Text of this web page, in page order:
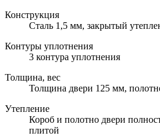
Конструкция
Сталь 1,5 мм, закрытый
Контуры уплотнения
3 контура уплотнения
Толщина, вес
Толщина двери 125 мм,
Утепление
Короб и полотно двери
плитой